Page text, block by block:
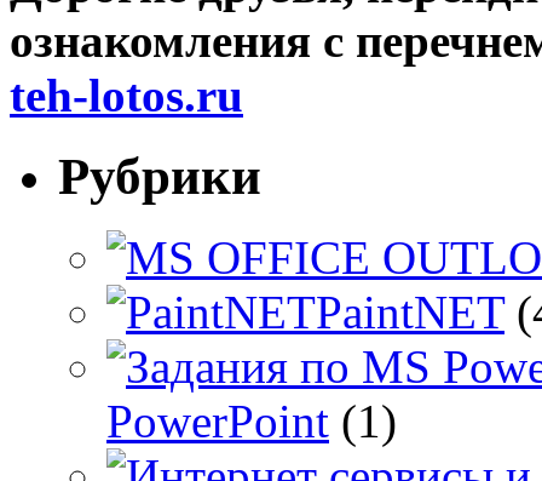
ознакомления с
teh-lotos.ru
Рубрики
PaintNET
PowerPoint (1)